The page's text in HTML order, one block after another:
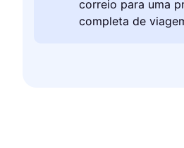
correio para uma
completa de